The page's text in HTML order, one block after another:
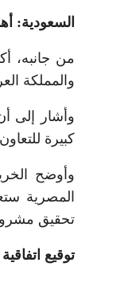
السعودية:
من جانبه،
والمملكة
وأشار إلى
كبيرة
وأوضح
المصرية
تحقيق
توقيع